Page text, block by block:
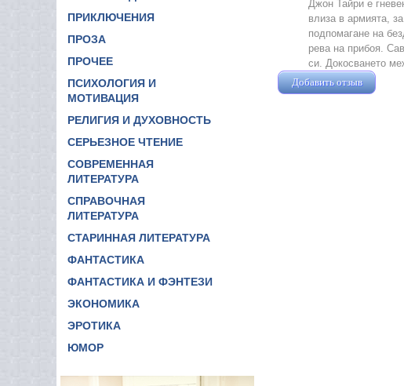
ПРИКЛЮЧЕНИЯ
ПРОЗА
ПРОЧЕЕ
ПСИХОЛОГИЯ И
МОТИВАЦИЯ
РЕЛИГИЯ И ДУХОВНОСТЬ
СЕРЬЕЗНОЕ ЧТЕНИЕ
СОВРЕМЕННАЯ
ЛИТЕРАТУРА
СПРАВОЧНАЯ
ЛИТЕРАТУРА
СТАРИННАЯ ЛИТЕРАТУРА
ФАНТАСТИКА
ФАНТАСТИКА И ФЭНТЕЗИ
ЭКОНОМИКА
ЭРОТИКА
ЮМОР
Джон Тайри е
влиза в армията,
подпомагане на
рева на прибоя.
си. Докосването
Добавить отзыв